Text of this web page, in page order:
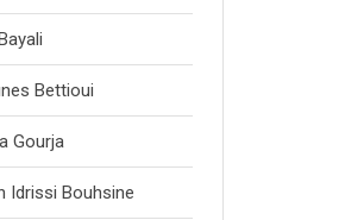
Bettioui
Gourja
Idrissi Bouhsine